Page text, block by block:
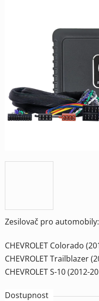
Zesilovač pro automobily:
CHEVROLET Colorado
CHEVROLET Trailblazer
CHEVROLET S-10 (2012-
Dostupnost